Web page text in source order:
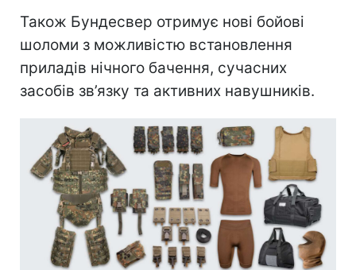
Також Бундесвер отримує нові бойові
шоломи з можливістю встановлення
приладів нічного бачення, сучасних
засобів зв’язку та активних навушників.